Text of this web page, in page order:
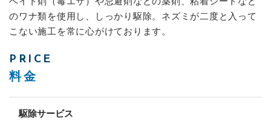
のワナ類を使用し、しっかり駆除。ネズミが二度と入って
こない施工を常に心がけております。
PRICE
料金
駆除サービス